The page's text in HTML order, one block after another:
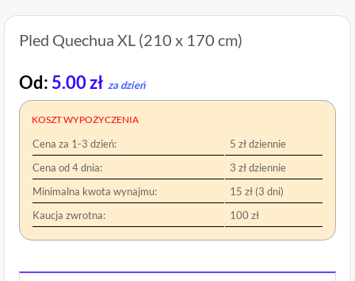
Pled Quechua XL (210 x 170 cm)
Od: 5.00zł za dzień
KOSZT WYPOŻYCZENIA
Cena za 1-3 dzień:
5 zł dziennie
Cena od 4 dnia:
3 zł dziennie
Minimalna kwota wynajmu:
15 zł (3 dni)
Kaucja zwrotna:
100 zł